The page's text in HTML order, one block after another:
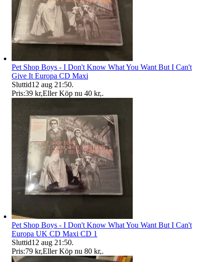
Pet Shop Boys - I Don't Know What You Want But I Can't
Give It Europa CD Maxi
Sluttid12 aug 21:50.
Pris:39 kr,Eller Köp nu 40 kr,.
Pet Shop Boys - I Don't Know What You Want But I Can't
Europa UK CD Maxi CD 1
Sluttid12 aug 21:50.
Pris:79 kr,Eller Köp nu 80 kr,.